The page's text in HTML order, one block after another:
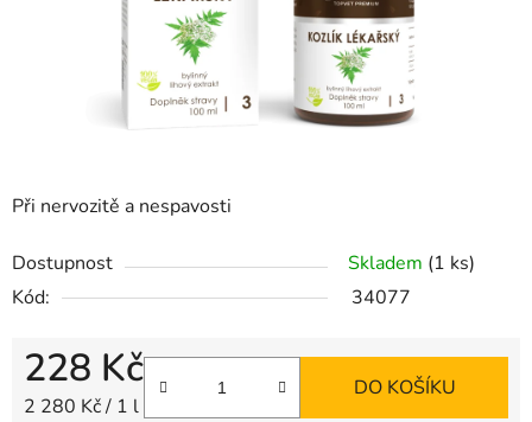
Při nervozitě a nespavosti
Dostupnost Skladem (1 ks)
Kód:
34077
228 Kč
Měrná cena:
2 280 Kč / 1 l
DO KOŠÍKU